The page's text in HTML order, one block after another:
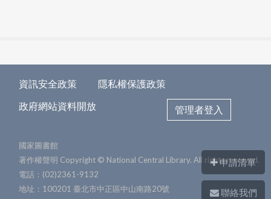
資訊安全政策
隱私權保護政策
政府網站資料開放
管理者登入
國家圖書館
著作權聲明 Copyright © National Central Library. All rights reserved.
電話：(02)2361-9132
地址：100201 臺北市中正區中山南路20號
申請清單
聯絡我們